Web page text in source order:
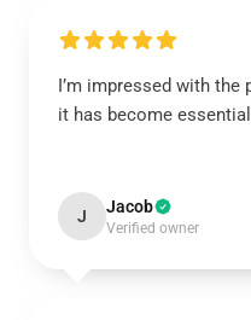
I’m impressed with
it has become
J Jacob
Verified owner